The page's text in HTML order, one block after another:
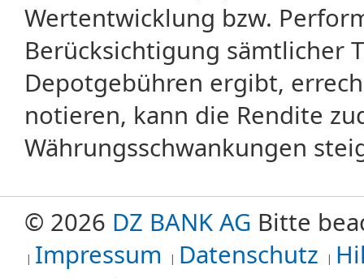
Wertentwicklung bzw.
Berücksichtigung sämtlicher
Depotgebühren ergibt,
notieren, kann die Rendite
Währungsschwankungen
© 2026 DZ BANK AG Bitte
Impressum
Datenschutz